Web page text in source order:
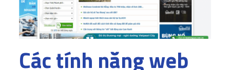
Các tính năng web